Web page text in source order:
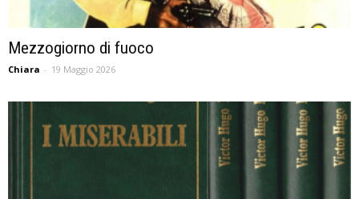
Mezzogiorno di fuoco
Chiara - 19 Maggio 2026